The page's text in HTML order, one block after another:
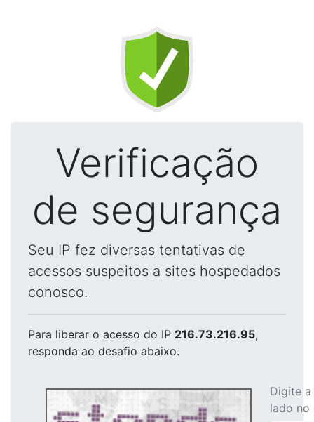
Verificação
de segurança
Seu IP fez diversas tentativas de
acessos suspeitos a sites hospedados
conosco.
Para liberar o acesso do IP 216.73.216.95,
responda ao desafio abaixo.
Digite
lado no